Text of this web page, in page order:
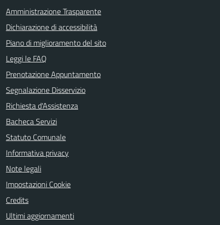
Amministrazione Trasparente
Dichiarazione di accessibilità
Piano di miglioramento del sito
Leggi le FAQ
Prenotazione Appuntamento
Segnalazione Disservizio
Richiesta d'Assistenza
Bacheca Servizi
Statuto Comunale
Informativa privacy
Note legali
Impostazioni Cookie
Credits
Ultimi aggiornamenti